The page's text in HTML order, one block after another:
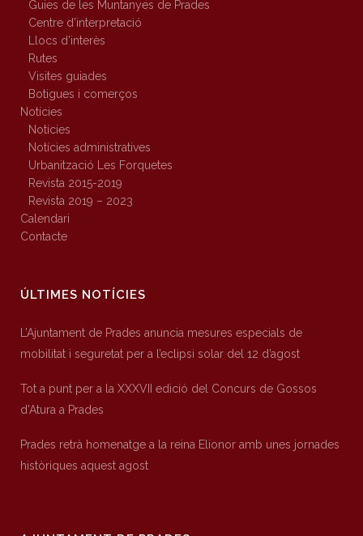
Guies de les Muntanyes de Prades
Centre d’interpretació
Llocs d’interès
Rutes
Visites guiades
Botigues i comerços
Notícies
Notícies
Notícies administratives
Urbanització Les Forquetes
Revista 2015-2019
Revista 2019 – 2023
Calendari
Contacte
ÚLTIMES NOTÍCIES
L’Ajuntament de Prades anuncia mesures especials de
mobilitat i seguretat per a l’eclipsi solar del 12 d’agost
Tot a punt per a la XXXVII edició del Concurs de Gossos
d’Atura a Prades
Prades retrà homenatge a la reina Elionor amb unes jornades
històriques aquest agost